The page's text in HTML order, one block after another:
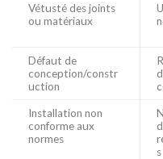
Vétusté des joints
ou matériaux
Défaut de
conception/constr
uction
Installation non
conforme aux
normes
s